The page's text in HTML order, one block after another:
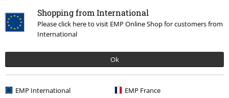
Shopping from International
Please click here to visit EMP Online Shop for customers from
International
Ok
EMP International EMP France
Naposledy navštívené